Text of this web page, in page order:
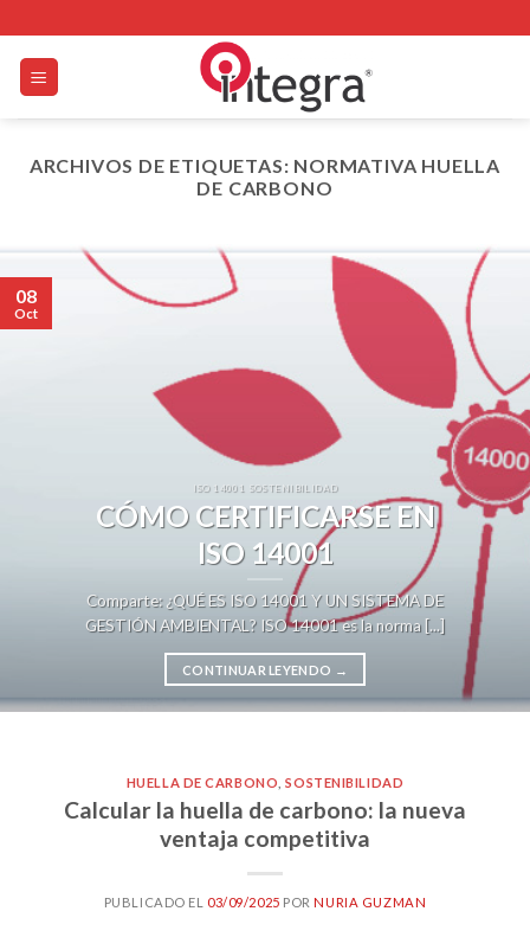
to
content
ARCHIVOS DE ETIQUETAS: NORMATIVA HUELLA
DE CARBONO
ISO 14001 SOSTENIBILIDAD
CÓMO CERTIFICARSE EN
ISO 14001
Comparte: ¿QUÉ ES ISO 14001 Y UN SISTEMA DE
GESTIÓN AMBIENTAL? ISO 14001 es la norma [...]
CONTINUAR LEYENDO →
08
Oct
HUELLA DE CARBONO ,SOSTENIBILIDAD
Calcular la huella de carbono: la nueva
ventaja competitiva
PUBLICADO EL 03/09/2025 PORNURIA GUZMAN